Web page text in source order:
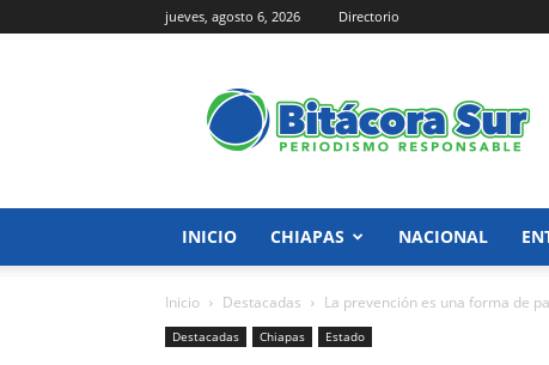
jueves, agosto 6, 2026 Directorio
Sur
INICIO CHIAPAS NACIONAL
Inicio Destacadas La prevención es una forma de
Destacadas Chiapas Estado